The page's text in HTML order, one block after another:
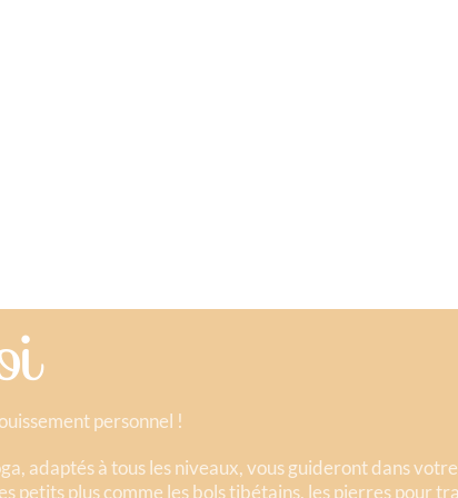
personnel !
adaptés à tous les niveaux, vous guideront dans
petits plus comme les bols tibétains, les pierres pour